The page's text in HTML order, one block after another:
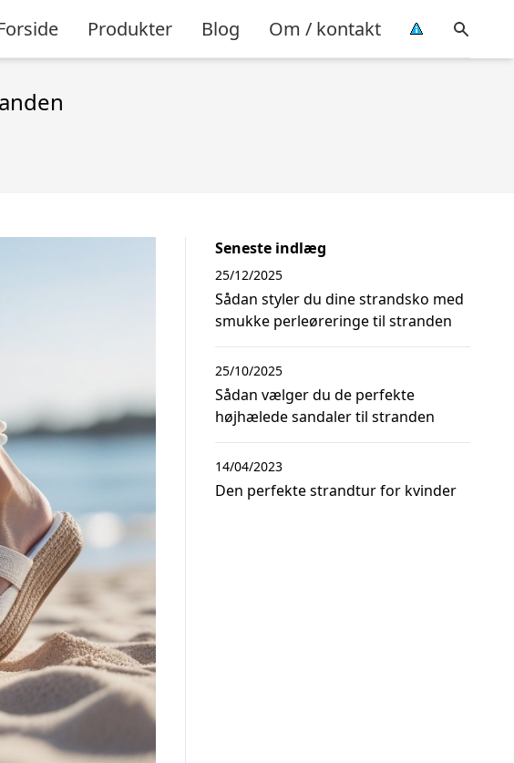
Produkter Blog Om / kontakt
Seneste indlæg
Sådan styler du dine strandsko med
smukke perleøreringe til stranden
25/12/2025
Sådan vælger du de perfekte
højhælede sandaler til stranden
25/10/2025
Den perfekte strandtur for kvinder
14/04/2023